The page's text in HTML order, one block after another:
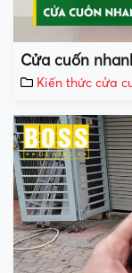
Cửa cuốn
Kiến thức cửa